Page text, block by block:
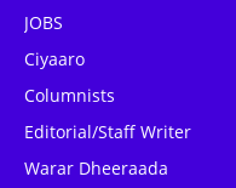
JOBS
Ciyaaro
Columnists
Editorial/Staff Writer
Warar Dheeraada